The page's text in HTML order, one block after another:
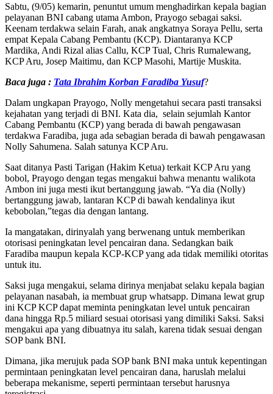
Sabtu, (9/05) kemarin, penuntut umum menghadirkan kepala bagian
pelayanan BNI cabang utama Ambon, Prayogo sebagai saksi.
Keenam terdakwa selain Farah, anak angkatnya Soraya Pellu, serta
empat Kepala Cabang Pembantu (KCP). Diantaranya KCP
Mardika, Andi Rizal alias Callu, KCP Tual, Chris Rumalewang,
KCP Aru, Josep Maitimu, dan KCP Masohi, Martije Muskita.
Baca juga : Tata Ibrahim Korban Faradiba Yusuf?
Dalam ungkapan Prayogo, Nolly mengetahui secara pasti transaksi
kejahatan yang terjadi di BNI. Kata dia, selain sejumlah Kantor
Cabang Pembantu (KCP) yang berada di bawah pengawasan
terdakwa Faradiba, juga ada sebagian berada di bawah pengawasan
Nolly Sahumena. Salah satunya KCP Aru.
Saat ditanya Pasti Tarigan (Hakim Ketua) terkait KCP Aru yang
bobol, Prayogo dengan tegas mengakui bahwa menantu walikota
Ambon ini juga mesti ikut bertanggung jawab. “Ya dia (Nolly)
bertanggung jawab, lantaran KCP di bawah kendalinya ikut
kebobolan,”tegas dia dengan lantang.
Ia mangatakan, dirinyalah yang berwenang untuk memberikan
otorisasi peningkatan level pencairan dana. Sedangkan baik
Faradiba maupun kepala KCP-KCP yang ada tidak memiliki otoritas
untuk itu.
Saksi juga mengakui, selama dirinya menjabat selaku kepala bagian
pelayanan nasabah, ia membuat grup whatsapp. Dimana lewat grup
ini KCP KCP dapat meminta peningkatan level untuk pencairan
dana hingga Rp.5 miliard sesuai otorisasi yang dimiliki Saksi. Saksi
mengakui apa yang dibuatnya itu salah, karena tidak sesuai dengan
SOP bank BNI.
Dimana, jika merujuk pada SOP bank BNI maka untuk kepentingan
permintaan peningkatan level pencairan dana, haruslah melalui
beberapa mekanisme, seperti permintaan tersebut harusnya